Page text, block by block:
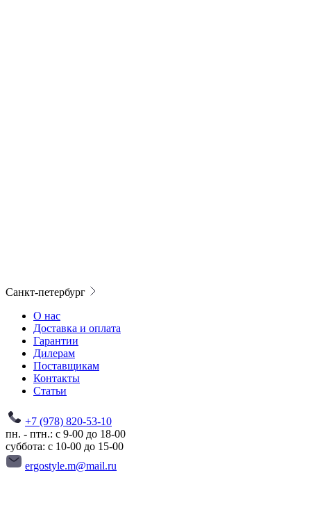
Санкт-петербург
О нас
Доставка и оплата
Гарантии
Дилерам
Поставщикам
Контакты
Статьи
+7 (978) 820-53-10
пн. - птн.: с 9-00 до 18-00
суббота: с 10-00 до 15-00
ergostyle.m@mail.ru